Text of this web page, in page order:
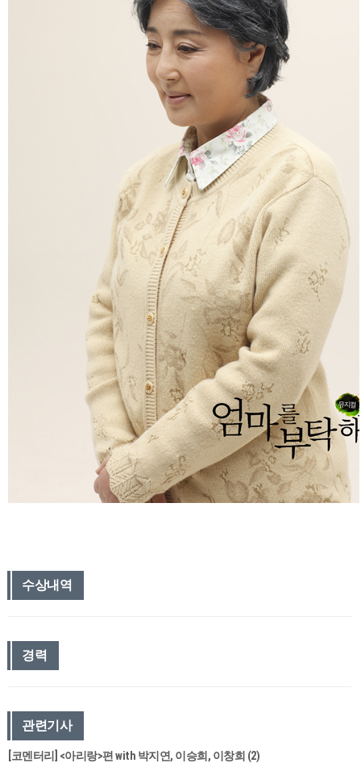
수상내역
경력
관련기사
[코멘터리] <아리랑>편 with 박지연, 이승희, 이창희 (2)